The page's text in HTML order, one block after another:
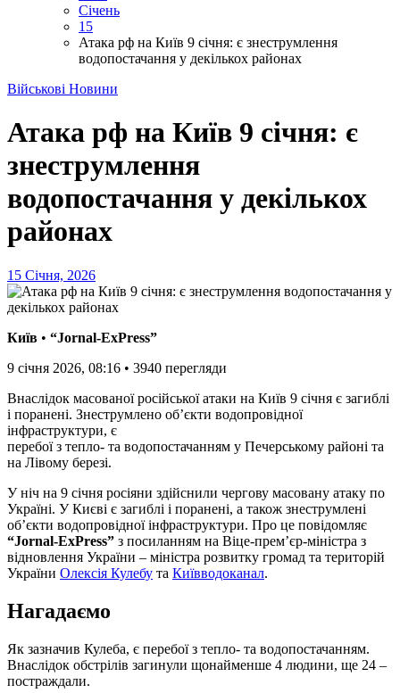
Січень
15
Атака рф на Київ 9 січня: є знеструмлення
водопостачання у декількох районах
Військові Новини
Атака рф на Київ 9 січня: є
знеструмлення
водопостачання у декількох
районах
15 Січня, 2026
Київ • “Jornal-ExPress”
9 січня 2026, 08:16 • 3940 перегляди
Внаслідок масованої російської атаки на Київ 9 січня є загиблі
і поранені. Знеструмлено об’єкти водопровідної
інфраструктури, є
перебої з тепло- та водопостачанням у Печерському районі та
на Лівому березі.
У ніч на 9 січня росіяни здійснили чергову масовану атаку по
Україні. У Києві є загиблі і поранені, а також знеструмлені
об’єкти водопровідної інфраструктури. Про це повідомляє
“Jornal-ExPress” з посиланням на Віце-прем’єр-міністра з
відновлення України – міністра розвитку громад та територій
України Олексія Кулебу та Київводоканал.
Нагадаємо
Як зазначив Кулеба, є перебої з тепло- та водопостачанням.
Внаслідок обстрілів загинули щонайменше 4 людини, ще 24 –
постраждали.